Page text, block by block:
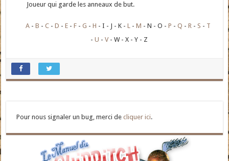
Joueur qui garde les anneaux de but.
A B C D E F G H I J K L M N O P Q R S
T
U
V W X Y Z
Pour nous signaler un bug, merci decliquer ici.